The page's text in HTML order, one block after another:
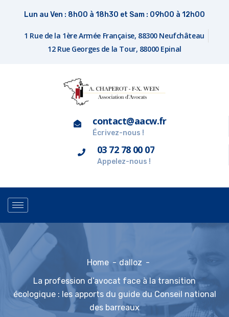
Lun au Ven : 8h00 à 18h30 et Sam : 09h00 à 12h00
1 Rue de la 1ère Armée Française, 88300 Neufchâteau
12 Rue Georges de la Tour, 88000 Epinal
contact@aacw.fr
Écrivez-nous !
03 72 78 00 07
Appelez-nous !
Home
dalloz
La profession d’avocat face à la transition
écologique : les apports du guide du Conseil national
des barreaux